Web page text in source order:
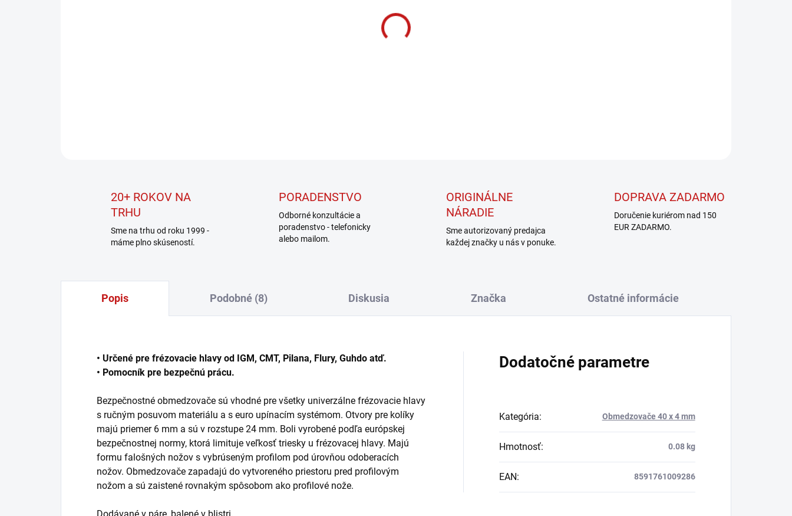
20+ ROKOV NA
TRHU
Sme na trhu od roku 1999 -
máme plno skúseností.
PORADENSTVO
Odborné konzultácie a
poradenstvo - telefonicky
alebo mailom.
ORIGINÁLNE
NÁRADIE
Sme autorizovaný predajca
každej značky u nás v ponuke.
DOPRAVA ZADARMO
Doručenie kuriérom nad 150
EUR ZADARMO.
Popis Podobné (8) Diskusia Značka Ostatné informácie
• Určené pre frézovacie hlavy od IGM, CMT, Pilana, Flury, Guhdo atď.
• Pomocník pre bezpečnú prácu.
Bezpečnostné obmedzovače sú vhodné pre všetky univerzálne frézovacie hlavy
s ručným posuvom materiálu a s euro upínacím systémom. Otvory pre kolíky
majú priemer 6 mm a sú v rozstupe 24 mm. Boli vyrobené podľa európskej
bezpečnostnej normy, ktorá limituje veľkosť triesky u frézovacej hlavy. Majú
formu falošných nožov s vybrúseným profilom pod úrovňou odoberacích
nožov. Obmedzovače zapadajú do vytvoreného priestoru pred profilovým
nožom a sú zaistené rovnakým spôsobom ako profilové nože.
Dodatočné parametre
Kategória: Obmedzovače 40 x 4 mm
Hmotnosť: 0.08 kg
EAN: 8591761009286